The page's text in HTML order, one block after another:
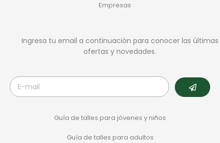
Empresas
Ingresa tu email a continuación para conocer las últimas
ofertas y novedades.
Guía de talles para jóvenes y niños
Guía de talles para adultos